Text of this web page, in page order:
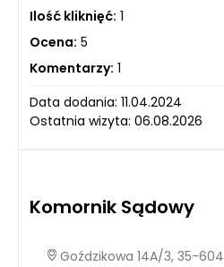
Ilość kliknięć: 1
Ocena: 5
Komentarzy: 1
Data dodania: 11.04.2024
Ostatnia wizyta: 06.08.2026
Komornik Sądowy
Goździkowa 14A/3, 35-604